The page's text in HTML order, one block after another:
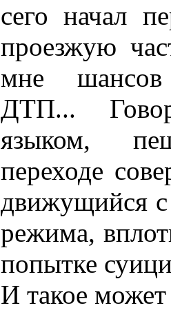
сего начал
проезжую
мне шансов
ДТП...
языком,
переходе
движущийся
режима,
попытке
И такое